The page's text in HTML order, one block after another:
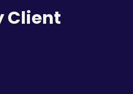
Client